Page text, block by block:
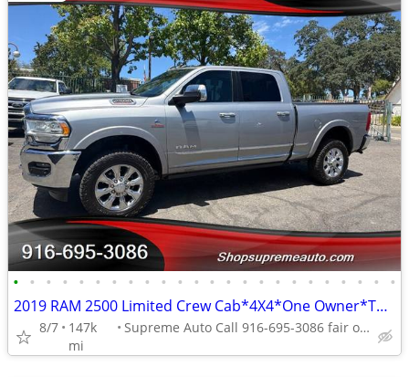
• • • • • • • • • • • • • • • • • • • • • • • •
2019 RAM 2500 Limited Crew Cab*4X4*One Owner*Tow Package*Loaded*
8/7
147k
mi
Supreme Auto Call 916-695-3086 fair oaks